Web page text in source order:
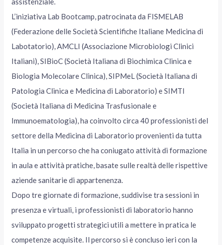
L’iniziativa Lab Bootcamp, patrocinata da FISMELAB
(Federazione delle Società Scientifiche Italiane Medicina di
Labotatorio), AMCLI (Associazione Microbiologi Clinici
Italiani), SIBioC (Società Italiana di Biochimica Clinica e
Biologia Molecolare Clinica), SIPMeL (Società Italiana di
Patologia Clinica e Medicina di Laboratorio) e SIMTI
(Società Italiana di Medicina Trasfusionale e
Immunoematologia), ha coinvolto circa 40 professionisti del
settore della Medicina di Laboratorio provenienti da tutta
Italia in un percorso che ha coniugato attività di formazione
in aula e attività pratiche, basate sulle realtà delle rispettive
aziende sanitarie di appartenenza.
Dopo tre giornate di formazione, suddivise tra sessioni in
presenza e virtuali, i professionisti di laboratorio hanno
sviluppato progetti strategici utili a mettere in pratica le
competenze acquisite. Il percorso si è concluso ieri con la